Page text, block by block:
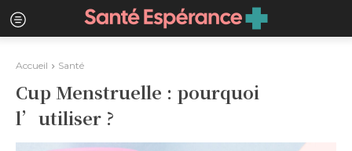
Accueil Santé
Cup Menstruelle : pourquoi
l’utiliser ?